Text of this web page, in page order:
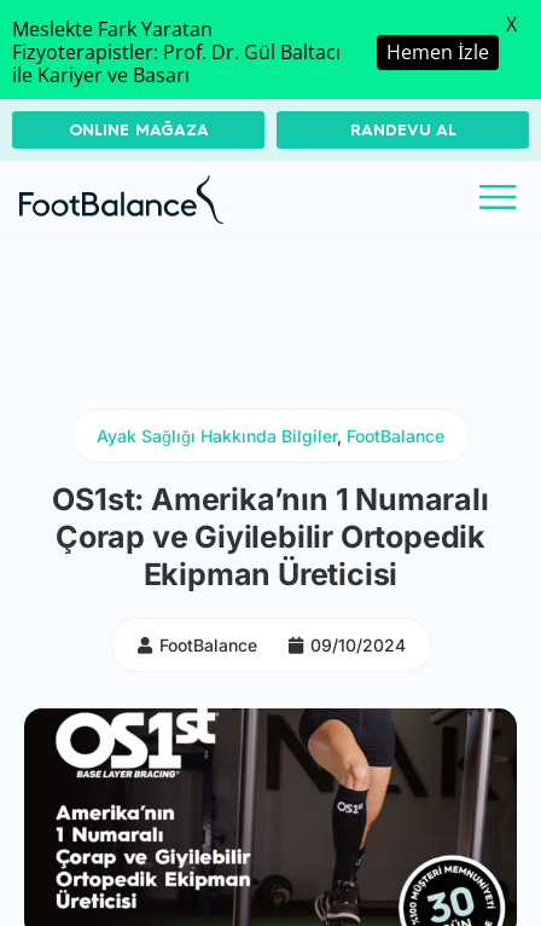
ONLINE MAĞAZA RANDEVU AL
Ayak Sağlığı Hakkında Bilgiler, FootBalance
OS1st: Amerika’nın 1 Numaralı
Çorap ve Giyilebilir Ortopedik
Ekipman Üreticisi
FootBalance 09/10/2024
Meslekte Fark Yaratan
Fizyoterapistler: Prof. Dr. Gül Baltacı
ile Kariyer ve Basarı
Hemen İzle
X